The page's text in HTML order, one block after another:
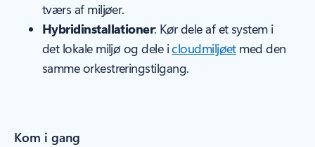
tværs af miljøer.
Hybridinstallationer: Kør dele af et system i
det lokale miljø og dele icloudmiljøetmed den
samme orkestreringstilgang.
Kom i gang